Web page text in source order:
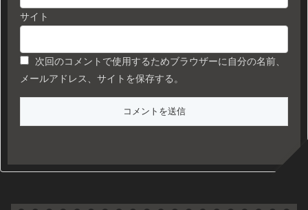
サイト
次回のコメントで使用するためブラウザーに自分の名前、
メールアドレス、サイトを保存する。